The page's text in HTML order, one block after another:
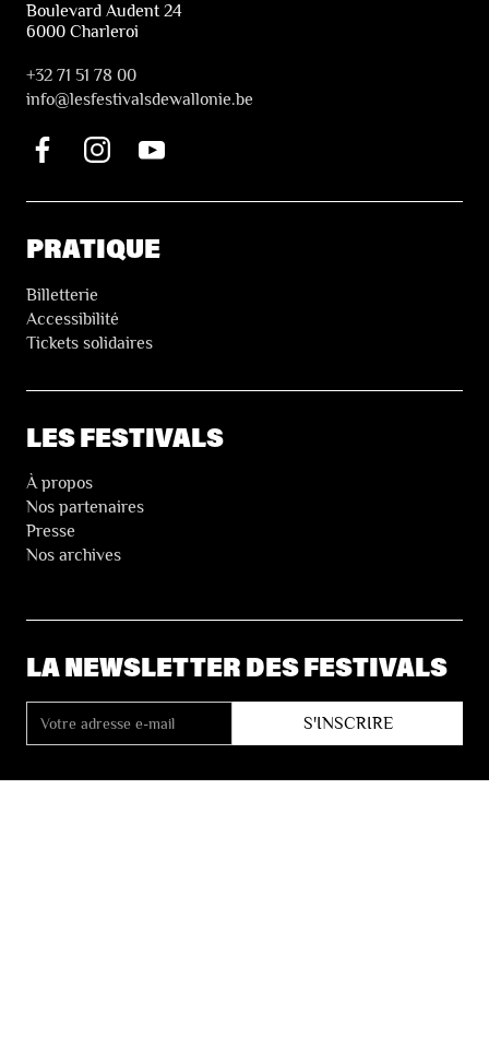
Boulevard Audent 24
6000 Charleroi
+32 71 51 78 00
info@lesfestivalsdewallonie.be
PRATIQUE
Billetterie
Accessibilité
Tickets solidaires
LES FESTIVALS
À propos
Nos partenaires
Presse
Nos archives
LA NEWSLETTER DES FESTIVALS